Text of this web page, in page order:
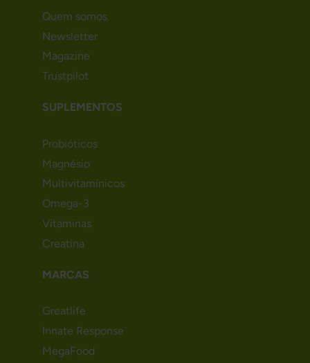
Quem somos
Newsletter
Magazine
Trustpilot
SUPLEMENTOS
Probióticos
Magnésio
Multivitamínicos
Omega-3
Vitaminas
Creatina
MARCAS
Greatlife
Innate Response
MegaFood